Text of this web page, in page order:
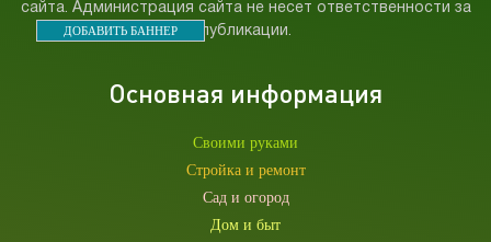
сайта. Администрация сайта не несет ответственности за
публикации.
ДОБАВИТЬ БАННЕР
Основная информация
Своими руками
Стройка и ремонт
Сад и огород
Дом и быт